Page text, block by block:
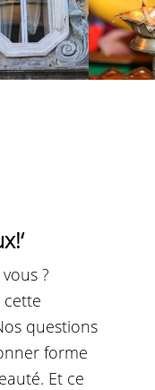
‘
?
cette
questions
forme
Et ce